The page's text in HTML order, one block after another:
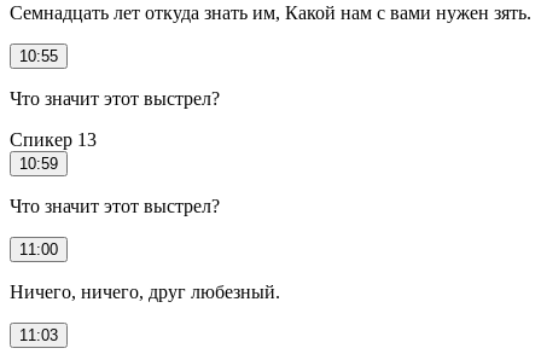
Семнадцать лет откуда знать им, Какой нам с вами нужен зять.
10:55
Что значит этот выстрел?
Спикер 13
10:59
Что значит этот выстрел?
11:00
Ничего, ничего, друг любезный.
11:03